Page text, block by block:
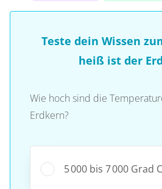
Teste dein Wissen
heiß ist der
Wie hoch sind die
Erdkern?
5 000 bis 7 000 Grad